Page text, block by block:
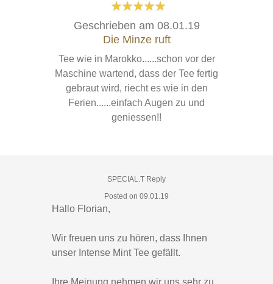
Geschrieben am 08.01.19
Die Minze ruft
Tee wie in Marokko......schon vor der
Maschine wartend, dass der Tee fertig
gebraut wird, riecht es wie in den
Ferien......einfach Augen zu und
geniessen!!
SPECIAL.T Reply
Posted on 09.01.19
Hallo Florian,
Wir freuen uns zu hören, dass Ihnen
unser Intense Mint Tee gefällt.
Ihre Meinung nehmen wir uns sehr zu